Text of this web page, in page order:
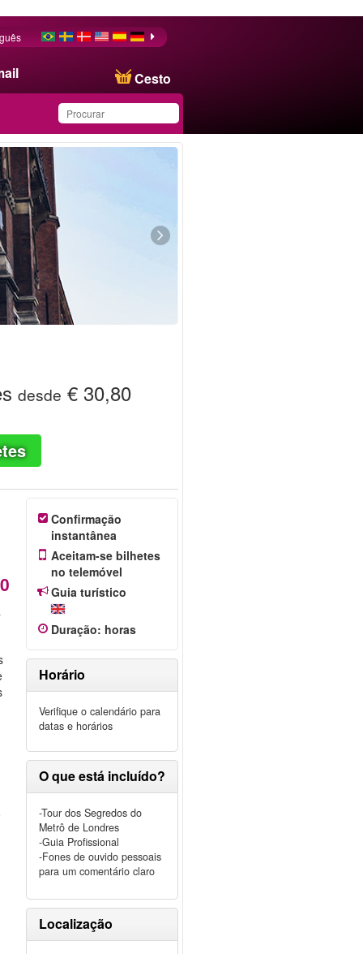
Cesto
Produto salvo na lista de
desde € 30,80
Confirmação
instantânea
Aceitam-se bilhetes
no telemóvel
Guia turístico
Duração: horas
Horário
Verifique o calendário para
datas e horários
O que está incluído?
-Tour dos Segredos do
Metrô de Londres
-Guia Profissional
-Fones de ouvido pessoais
para um comentário claro
Localização